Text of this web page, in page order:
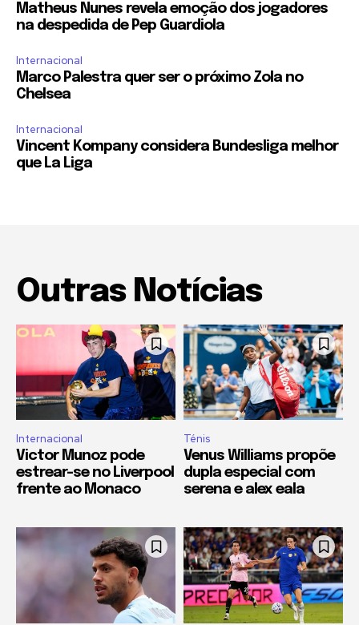
Matheus Nunes revela emoção dos jogadores
na despedida de Pep Guardiola
Internacional
Marco Palestra quer ser o próximo Zola no
Chelsea
Internacional
Vincent Kompany considera Bundesliga melhor
que La Liga
Outras Notícias
Internacional
Victor Munoz pode
estrear-se no Liverpool
frente ao Monaco
Ténis
Venus Williams propõe
dupla especial com
serena e alex eala